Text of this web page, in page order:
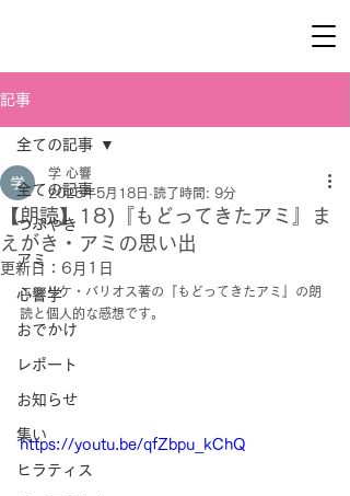
記事
全ての記事
つぶやき
アミ
心響学
おでかけ
レポート
お知らせ
集い
ヒラティス
全ての記事
【朗読】18)『もどってきたアミ』ま
えがき・アミの思い出
学 心響
2025年5月18日 読了時間: 9分
更新日： 6月1日
エンリケ・バリオス著の『もどってきたアミ』の朗
読と個人的な感想です。
https://youtu.be/qfZbpu_kChQ